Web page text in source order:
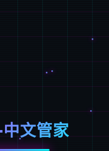
文管家